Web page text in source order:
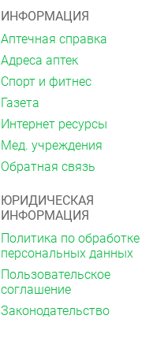
ИНФОРМАЦИЯ
Аптечная справка
Адреса аптек
Спорт и фитнес
Газета
Интернет ресурсы
Мед. учреждения
Обратная связь
ЮРИДИЧЕСКАЯ
ИНФОРМАЦИЯ
Политика по обработке
персональных данных
Пользовательское
соглашение
Законодательство